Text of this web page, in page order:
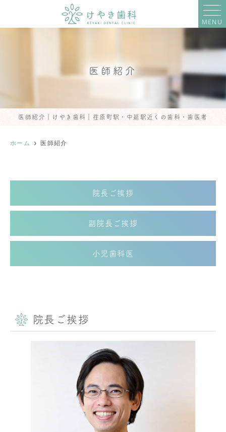
MENU
医師紹介
医師紹介｜けやき歯科｜荏原町駅・中延駅近くの歯科・歯医者
ホーム 医師紹介
院長ご挨拶
副院長ご挨拶
小児歯科医
院長ご挨拶